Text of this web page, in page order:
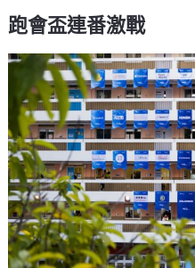
跑會盃連番激戰